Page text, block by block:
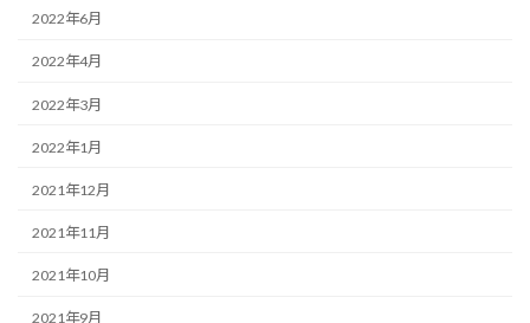
2022年6月
2022年4月
2022年3月
2022年1月
2021年12月
2021年11月
2021年10月
2021年9月